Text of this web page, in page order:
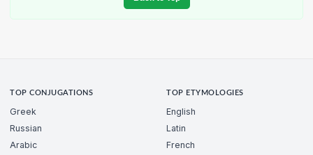
TOP CONJUGATIONS
Greek
Russian
Arabic
TOP ETYMOLOGIES
English
Latin
French